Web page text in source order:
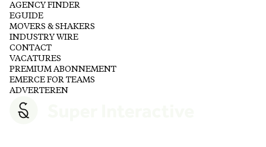
AGENCY FINDER
EGUIDE
MOVERS & SHAKERS
INDUSTRY WIRE
CONTACT
VACATURES
PREMIUM ABONNEMENT
EMERCE FOR TEAMS
ADVERTEREN